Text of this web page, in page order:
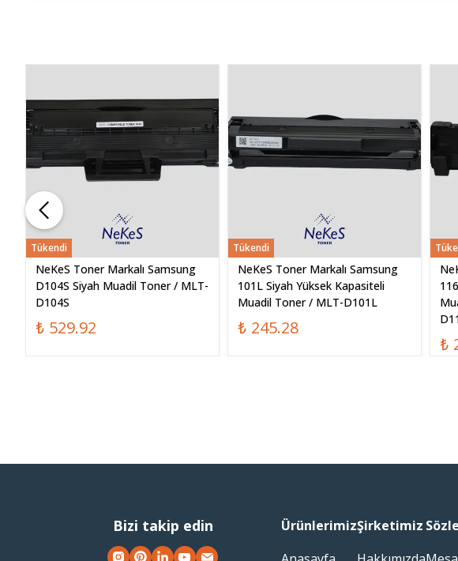
Tükendi
NeKeS Toner Markalı Samsung
D104S Siyah Muadil Toner / MLT-
D104S
₺ 529.92
Tükendi
NeKeS Toner Markalı Samsung
101L Siyah Yüksek Kapasiteli
Muadil Toner / MLT-D101L
₺ 245.28
₺
Bizi takip edin
ÜrünlerimizŞirketimiz